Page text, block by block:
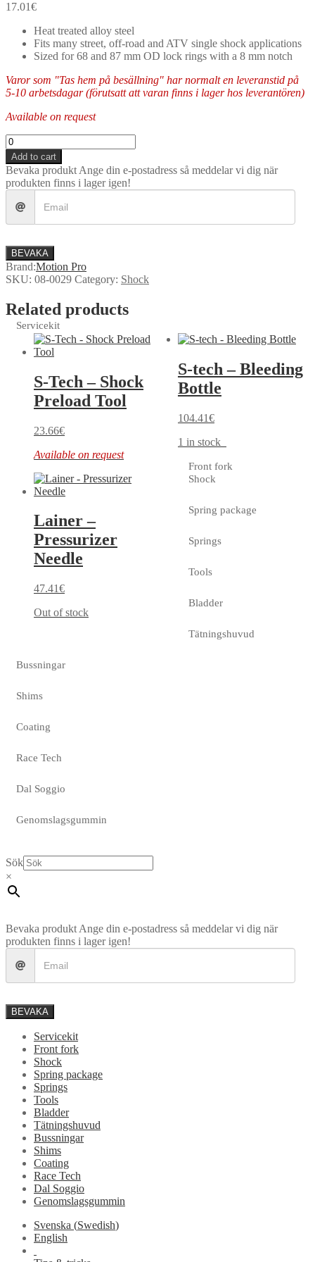
17.01€
Heat treated alloy steel
Fits many street, off-road and ATV single shock applications
Sized for 68 and 87 mm OD lock rings with a 8 mm notch
Varor som "Tas hem på besällning" har normalt en leveranstid på
5-10 arbetsdagar (förutsatt att varan finns i lager hos leverantören)
Available on request
Motion
Pro
-
Shock
Collar
Spanner
Wrench
68/87mm
Add to cart
Bevaka produkt Ange din e-postadress så meddelar vi dig när
produkten finns i lager igen!
BEVAKA
Brand:Motion Pro
SKU: 08-0029 Category: Shock
Related products
S-Tech – Shock
Preload Tool
23.66€
Available on request
S-tech – Bleeding
Bottle
104.41€
1 in stock
Lainer –
Pressurizer
Needle
47.41€
Out of stock
Servicekit
Front fork
Shock
Spring package
Springs
Tools
Bladder
Tätningshuvud
Bussningar
Shims
Coating
Race Tech
Dal Soggio
Genomslagsgummin
Sök
×
Bevaka produkt Ange din e-postadress så meddelar vi dig när
produkten finns i lager igen!
BEVAKA
Servicekit
Front fork
Shock
Spring package
Springs
Tools
Bladder
Tätningshuvud
Bussningar
Shims
Coating
Race Tech
Dal Soggio
Genomslagsgummin
Svenska (Swedish)
English